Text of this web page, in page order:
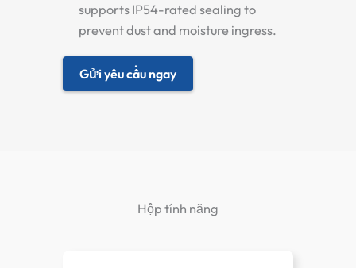
supports IP54-rated sealing to
prevent dust and moisture ingress.
Gửi yêu cầu ngay
Hộp tính năng